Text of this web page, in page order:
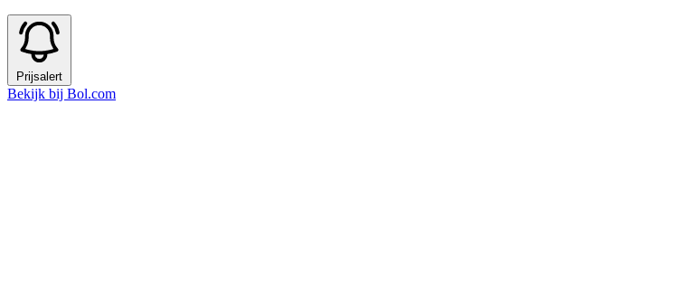
Prijsalert
Bekijk bij Bol.com